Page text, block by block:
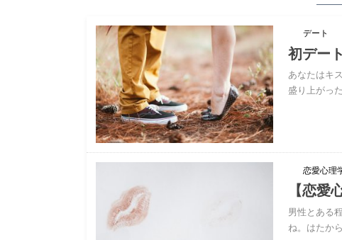
デート
初デー
あなたはキ
盛り上がっ
恋愛心理
【恋愛
男性とある
ね。はたか